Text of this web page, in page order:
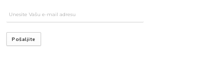
Pošaljite